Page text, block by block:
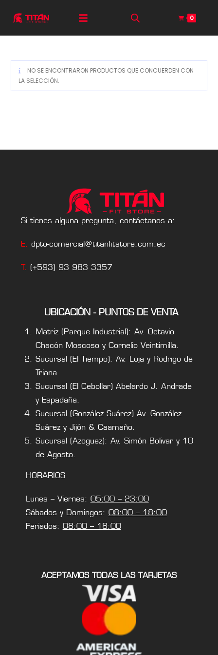
0
NO SE ENCONTRARON PRODUCTOS QUE CONCUERDEN CON
LA SELECCIÓN.
Si tienes alguna pregunta, contáctanos a:
E. dpto-comercial@titanfitstore.com.ec
T. (+593) 93 983 3357
UBICACIÓN - PUNTOS DE VENTA
Matriz (Parque Industrial): Av. Octavio
Chacón Moscoso y Cornelio Veintimilla.
Sucursal (El Tiempo): Av. Loja y Rodrigo de
Triana.
Sucursal (El Cebollar) Abelardo J. Andrade
y Espadaña.
Sucursal (González Suárez) Av. González
Suárez y Jijón & Caamaño.
Sucursal (Azoguez): Av. Simón Bolivar y 10
de Agosto.
HORARIOS
Lunes – Viernes: 05:00 – 23:00
Sábados y Domingos: 08:00 – 18:00
Feriados: 08:00 – 18:00
ACEPTAMOS TODAS LAS TARJETAS